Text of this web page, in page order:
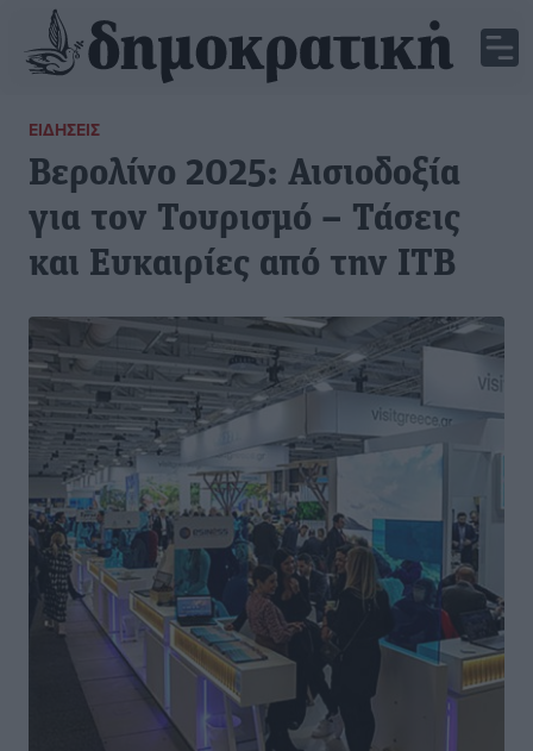
ΕΙΔΉΣΕΙΣ
Βερολίνο 2025: Αισιοδοξία
για τον Τουρισμό – Τάσεις
και Ευκαιρίες από την ITB